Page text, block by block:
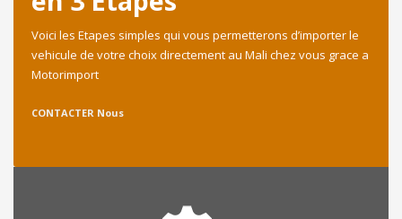
Voici les Etapes simples qui vous permetterons d’importer le
vehicule de votre choix directement au Mali chez vous grace a
Motorimport
CONTACTER Nous